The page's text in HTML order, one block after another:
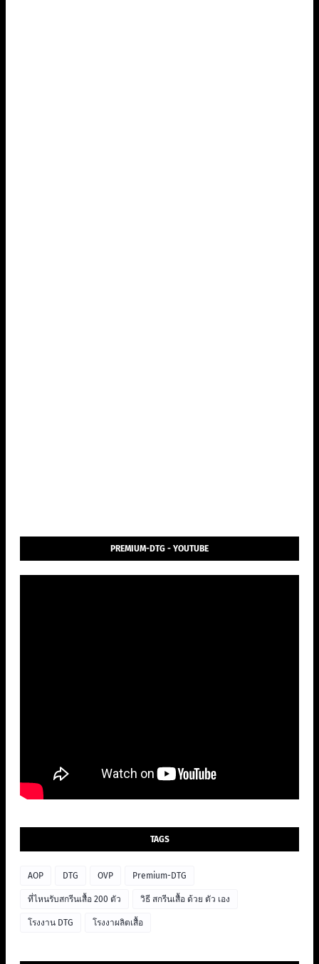
PREMIUM-DTG - YOUTUBE
TAGS
AOP DTG OVP Premium-DTG
ที่ไหนรับสกรีนเสื้อ 200 ตัว วิธี สกรีนเสื้อ ด้วย ตัว เอง
โรงงาน DTG โรงงาผลิตเสื้อ